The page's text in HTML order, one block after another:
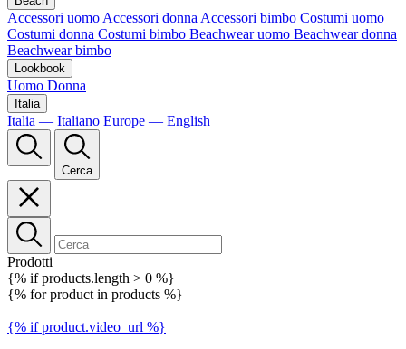
Accessori uomo Accessori donna Accessori bimbo Costumi uomo
Costumi donna Costumi bimbo Beachwear uomo Beachwear donna
Beachwear bimbo
Lookbook
Uomo Donna
Italia
Italia — Italiano Europe — English
Cerca
Prodotti
{% if products.length > 0 %}
{% for product in products %}
{% if product.video_url %}